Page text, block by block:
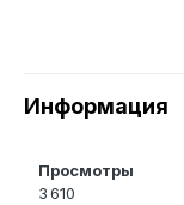
Информация
Просмотры
3 610